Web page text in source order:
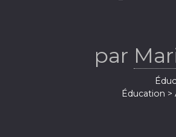
par
Éducation